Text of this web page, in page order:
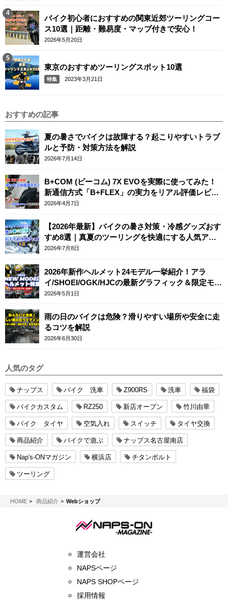
バイク初心者におすすめの関東近郊ツーリングコー
ス10選｜距離・難易度・マップ付きで安心！
2026年5月20日
東京のおすすめツーリングスポット10選
特集 2023年3月21日
おすすめの記事
夏の暑さでバイクは故障する？起こりやすいトラブ
ルと予防・対策方法を解説
2026年7月14日
B+COM (ビーコム) 7X EVOを実際に使ってみた！
新通信方式「B+FLEX」の実力をリアル評価レビュ
ー
2026年4月7日
【2026年最新】バイクの暑さ対策・冷感グッズおす
すめ8選｜真夏のツーリングを快適にする人気アイ
テム
2026年7月8日
2026年新作ヘルメット24モデル一挙紹介！アラ
イ/SHOEI/OGK/HJCの最新グラフィック＆限定モデ
ルまとめ
2026年5月1日
雨の日のバイクは危険？滑りやすい場所や安全に走
るコツを解説
2026年6月30日
人気のタグ
ナップス バイク 洗車 Z900RS 洗車 福袋
バイクカスタム RZ250 新店オープン 竹川由華
バイク タイヤ 空気入れ スイッチ タイヤ交換
商品紹介 バイクで遊ぶ ナップス名古屋南店
Nap's-ONマガジン 横浜店 チタンボルト
ツーリング
HOMENAPS-ON マガジン
商品紹介 Webショップ
運営会社
NAPSページ
NAPS SHOPページ
採用情報